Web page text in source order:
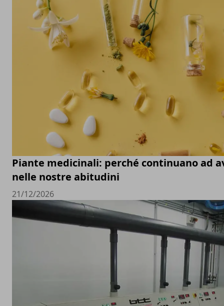
Piante medicinali: perché continuano ad
nelle nostre abitudini
21/12/2026